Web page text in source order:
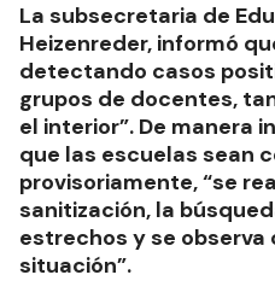
La subsecretaria de
Heizenreder, informó
detectando casos
grupos de docentes,
el interior”. De manera
que las escuelas sean
provisoriamente, “se
sanitización, la
estrechos y se observa
situación”.